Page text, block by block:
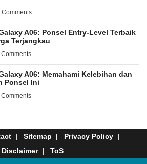
Comments
A06: Ponsel Entry-Level Terbaik
Terjangkau
Comments
A06: Memahami Kelebihan dan
Ponsel Ini
Comments
Sitemap
Privacy Policy
Disclaimer
ToS